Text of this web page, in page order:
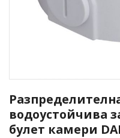
водоустойчива
булет камери
към
началото
на
галерия